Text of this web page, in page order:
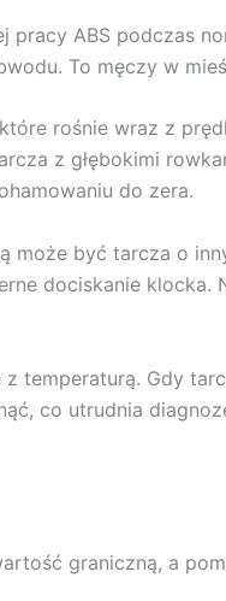
pracy ABS podczas
To męczy w
rośnie wraz z
z głębokimi
do zera.
może być tarcza o
dociskanie klocka.
temperaturą. Gdy
co utrudnia
graniczną, a